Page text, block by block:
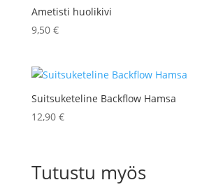
Ametisti huolikivi
9,50 €
Suitsuketeline Backflow Hamsa
12,90 €
Tutustu myös